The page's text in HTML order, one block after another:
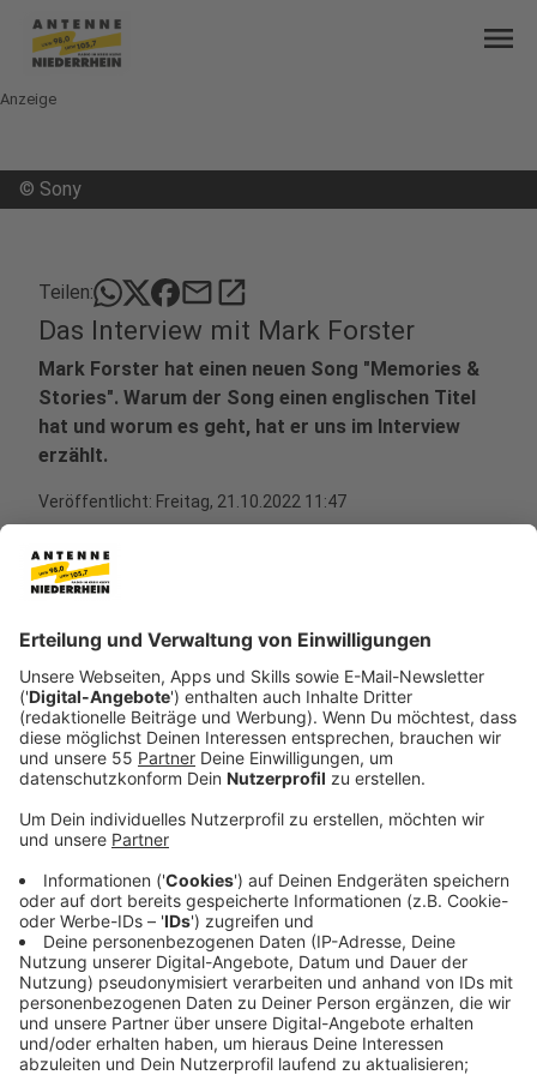
menu
Anzeige
© Sony
Teilen: mailopen_in_new
Das Interview mit Mark Forster
Mark Forster hat einen neuen Song "Memories &
Stories". Warum der Song einen englischen Titel
hat und worum es geht, hat er uns im Interview
erzählt.
Veröffentlicht: Freitag, 21.10.2022 11:47
Anzeige
Englischer Titel, deutscher Text
Anzeige
Es klinkt ein bisschen cooler als "Erinnerungen und
Geschichten", meint Mark Forster im Gespräch mit
Laura Potting über seinen neuen Song "Memories &
Stories". "Es geht um die Sachen, die man erlebt, wenn
raus geht, vor die Tür." Und das spiegelt auch das
Musik-Video wieder. Das besteht vor allem aus alten
Aufnahmen aus Marks Kindheit. So privat war noch kein
Musikvideo, so Mark Forster.
Anzeige